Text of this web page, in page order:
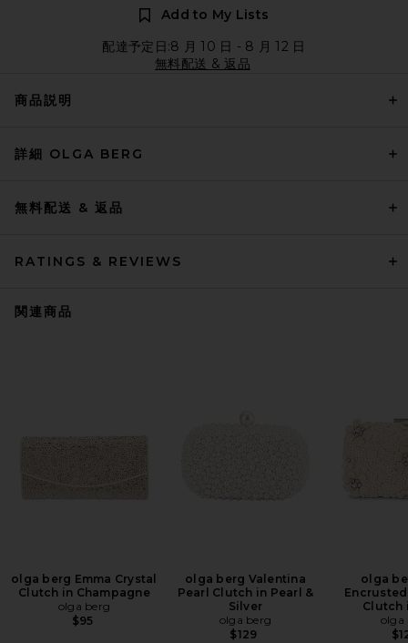
Add to My Lists
配達予定日:8 月 10 日 - 8 月 12 日
無料配送 & 返品
商品説明
詳細 OLGA BERG
無料配送 & 返品
RATINGS & REVIEWS
関連商品
olga berg Emma Crystal
Clutch in Champagne
olga berg
$95
olga berg Valentina
Pearl Clutch in Pearl &
Silver
olga berg
$129
olga
Clutch
olga